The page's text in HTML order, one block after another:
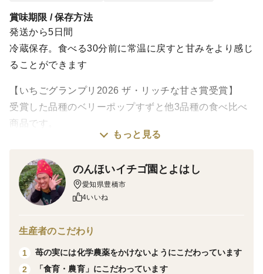
賞味期限 / 保存方法
発送から5日間
冷蔵保存。食べる30分前に常温に戻すと甘みをより感じ
ることができます
【いちごグランプリ2026 ザ・リッチな甘さ賞受賞】
受賞した品種のベリーポップすずと他3品種の食べ比べ
商品です。
ご注文の順に順次発送を行いますが、発送までお時間を
けますと幸いです。
当園でのイチゴ狩りの特徴の1つが、イチゴの食べ比べ
品種によってイチゴの味は全く異なります。
イチゴ狩り同様に、ご自宅でもイチゴの食べ比べができ
るように今シーズンは、「かおりの、よつぼし、紅ほっ
もっと見る
のんほいイチゴ園とよはし
愛知県豊橋市
4いいね
生産者のこだわり
1
苺の実には化学農薬をかけないようにこだわっています
2
「食育・農育」にこだわっています